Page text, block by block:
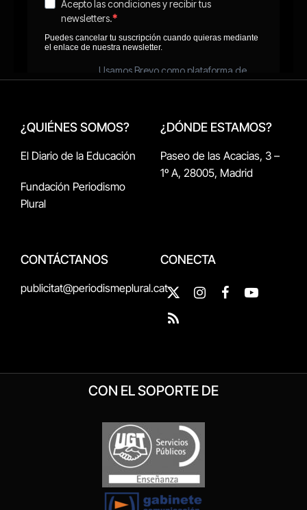
¿QUIÉNES SOMOS?
El Diario de la Educación
Fundación Periodismo
Plural
¿DÓNDE ESTAMOS?
Paseo de las Acacias, 3 –
1º A, 28005, Madrid
CONTÁCTANOS
publicitat@periodismeplural.cat
CONECTA
X
(Twitter)
InstagramFacebookYouTube
RSS
CON EL SOPORTE DE